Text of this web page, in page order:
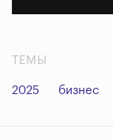
ТЕМЫ
2025 бизнес